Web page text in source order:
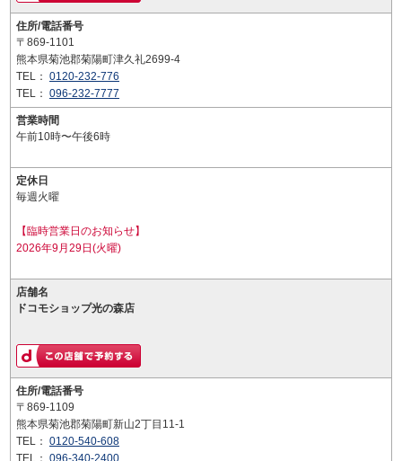
住所/電話番号
〒869-1101
熊本県菊池郡菊陽町津久礼2699-4
TEL： 0120-232-776
TEL： 096-232-7777
営業時間
午前10時〜午後6時
定休日
毎週火曜
【臨時営業日のお知らせ】
2026年9月29日(火曜)
店舗名
ドコモショップ光の森店
住所/電話番号
〒869-1109
熊本県菊池郡菊陽町新山2丁目11-1
TEL： 0120-540-608
TEL： 096-340-2400